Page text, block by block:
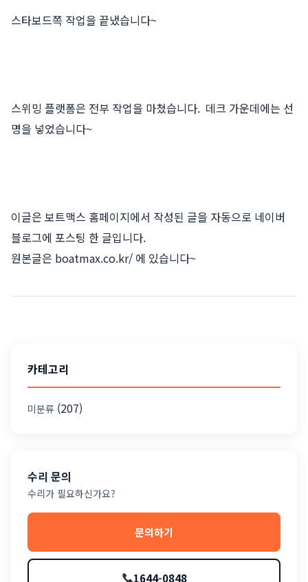
스타보드쪽 작업을 끝냈습니다~
스위밍 플랫폼은 전부 작업을 마쳤습니다. 데크 가운데에는 선
명을 넣었습니다~
이글은 보트맥스 홈페이지에서 작성된 글을 자동으로 네이버
블로그에 포스팅 한 글입니다.
원본글은 boatmax.co.kr/ 에 있습니다~
카테고리
미분류 (207)
수리 문의
수리가 필요하신가요?
문의하기
1644-0848